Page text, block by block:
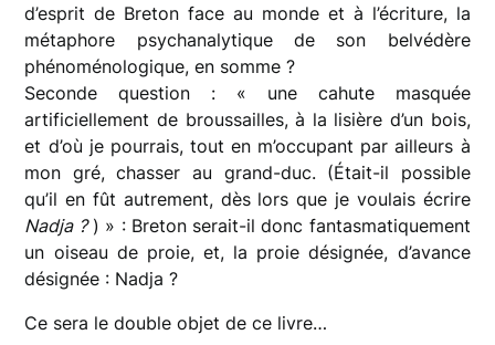
d’esprit de Breton face au monde et à l’écriture, la
métaphore psychanalytique de son belvédère
phénoménologique, en somme ?
Seconde question : « une cahute masquée
artificiellement de broussailles, à la lisière d’un bois,
et d’où je pourrais, tout en m’occupant par ailleurs à
mon gré, chasser au grand-duc. (Était-il possible
qu’il en fût autrement, dès lors que je voulais écrire
Nadja ?) » : Breton serait-il donc fantasmatiquement
un oiseau de proie, et, la proie désignée, d’avance
désignée : Nadja ?
Ce sera le double objet de ce livre…